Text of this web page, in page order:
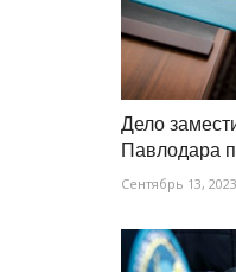
Дело
Павлодара
Сентябрь 13, 2023